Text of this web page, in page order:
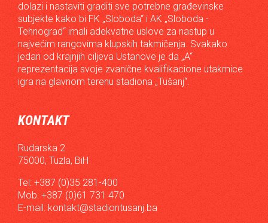
dolazi i nastaviti graditi sve potrebne građevinske
subjekte kako bi FK „Sloboda“ i AK „Sloboda -
Tehnograd“ imali adekvatne uslove za nastup u
najvećim rangovima klupskih takmičenja. Svakako
jedan od krajnjih ciljeva Ustanove je da „A“
reprezentacija svoje zvanične kvalifikacione utakmice
igra na glavnom terenu stadiona „Tušanj“.
KONTAKT
Rudarska 2
75000, Tuzla, BiH
Tel: +387 (0)35 281-400
Mob: +387 (0)61 731 470
E-mail: kontakt@stadiontusanj.ba